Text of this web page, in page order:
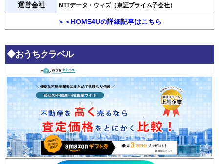
運営会社 NTTデータ・ウィズ（東証プライム子会社）
＞＞HOME4Uの詳細記事はこちら
◆おうちクラベル